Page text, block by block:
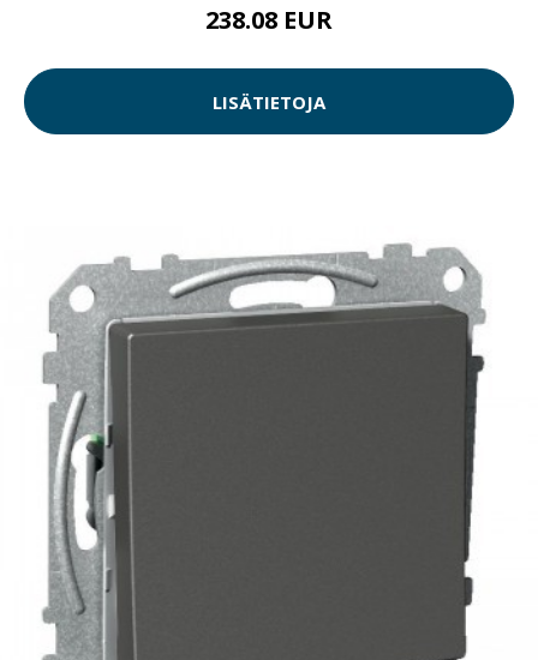
238.08 EUR
LISÄTIETOJA